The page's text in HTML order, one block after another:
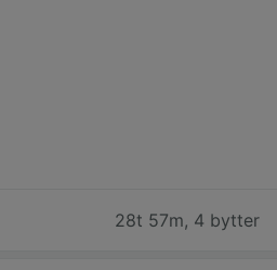
28t 57m, 4 bytter